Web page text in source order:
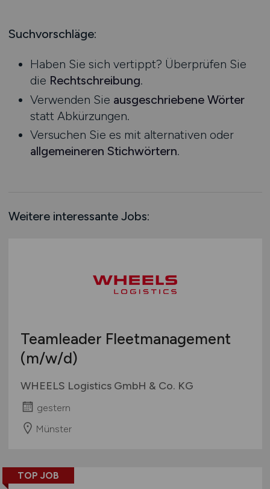
Schienen- / Straßen- / Luft- / Seefracht
Supply Chain Management
Vertrieb / Verkauf / Handel
Zoll / Behörden
Sonstige
Mecklenburg-Vorpommern
Nordrhein-Westfalen
Rheinland-Pfalz
Saarland
Sachsen
Sachsen-Anhalt
Schleswig-Holstein
Schweiz
Suchvorschläge:
Haben Sie sich vertippt? Überprüfen Sie
die Rechtschreibung.
Verwenden Sie ausgeschriebene Wörter
statt Abkürzungen.
Versuchen Sie es mit alternativen oder
allgemeineren Stichwörtern.
Weitere interessante Jobs:
Teamleader Fleetmanagement
(m/w/d)
WHEELS Logistics GmbH & Co. KG
gestern
Münster
TOP JOB